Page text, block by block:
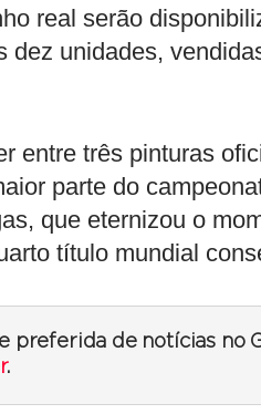
real serão
dez unidades,
entre três pinturas
parte do
que eternizou o
título mundial
preferida de notícias no
.